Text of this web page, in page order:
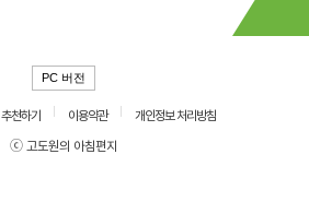
PC 버전
추천하기 이용약관
개인정보 처리방침
ⓒ 고도원의 아침편지